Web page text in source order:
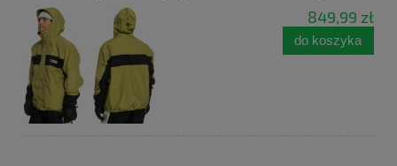
849,99 zł
do koszyka